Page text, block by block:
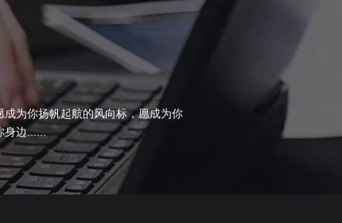
为你扬帆起航的风向标，愿成为你
身边......